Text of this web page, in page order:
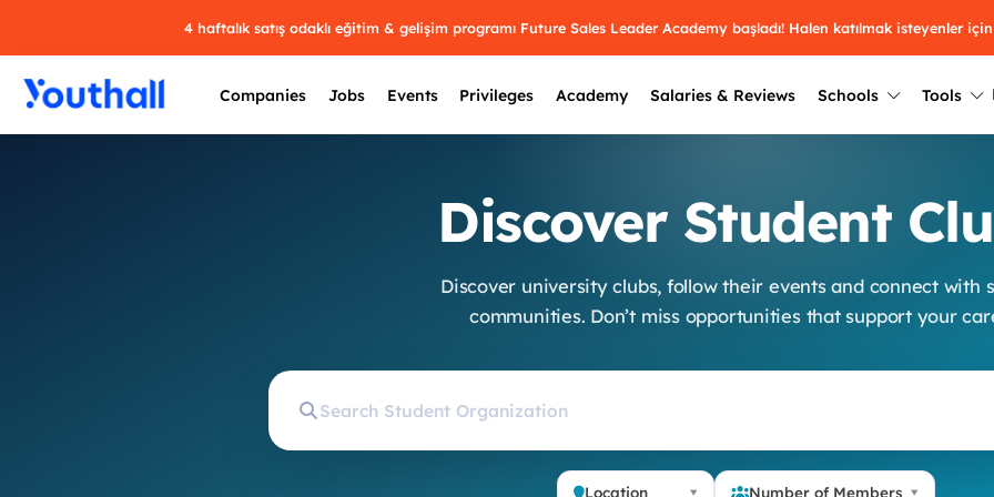
4 haftalık satış odaklı eğitim & gelişim programı Future Sales Leader Academy başladı! Halen katılmak isteyenler
Companies Jobs Events Privileges Academy Salaries & Reviews Schools
Üniversite
Türkiye ve
hakkında bilgi al.
Tools
Pick the best across 29
categories.
2025 Winners
2024Winners
2023 Winners
Discover Student
Discover university clubs, follow their events and connect with
communities. Don’t miss opportunities that support your
Location Number of Members